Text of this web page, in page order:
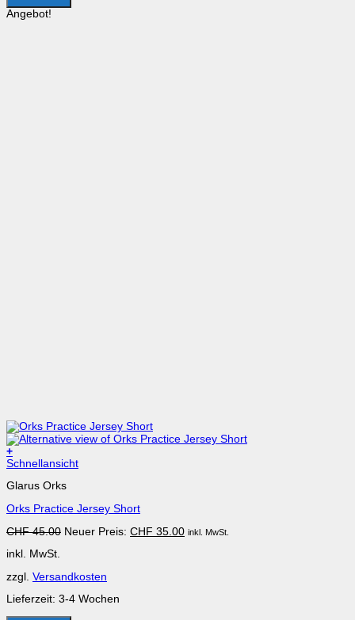
Angebot!
+
Dieses
weist
Varianten
Die
können
der
Produktseite
gewählt
werden
Schnellansicht
Glarus Orks
Orks Practice Jersey Short
CHF45.00 Ursprünglicher
Neuer Preis: CHF 35.00Aktueller
inkl. MwSt.
inkl. MwSt.
zzgl. Versandkosten
Lieferzeit: 3-4 Wochen